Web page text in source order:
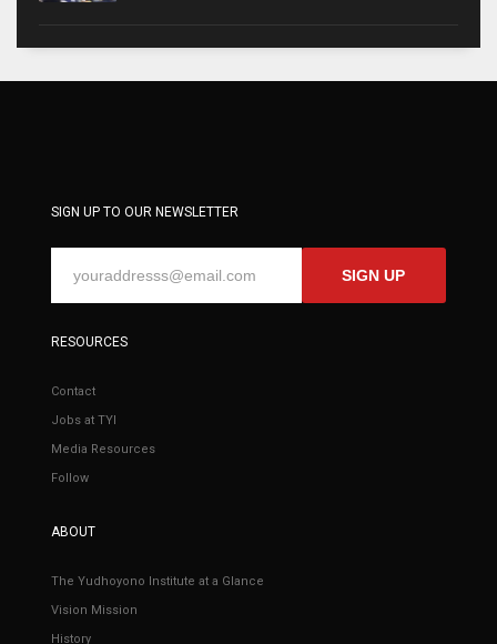
SIGN UP TO OUR NEWSLETTER
SIGN UP
RESOURCES
Contact
Jobs at TYI
Media Resources
Follow
ABOUT
The Yudhoyono Institute at a Glance
Vision Mission
History